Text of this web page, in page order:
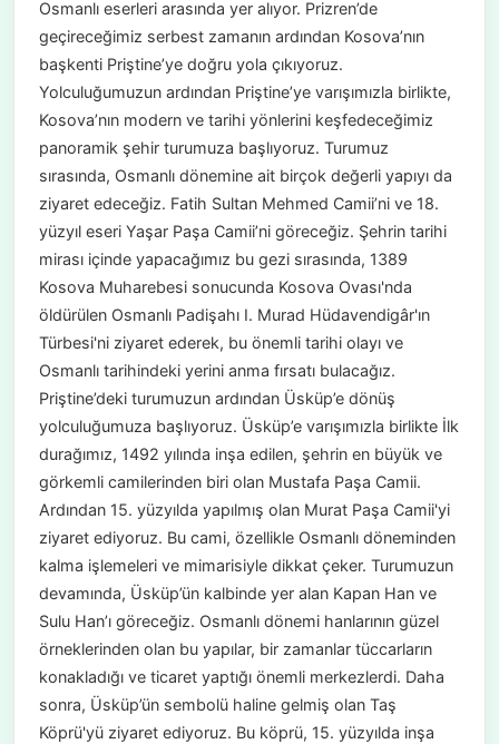
Osmanlı eserleri arasında yer alıyor. Prizren’de
geçireceğimiz serbest zamanın ardından Kosova’nın
başkenti Priştine’ye doğru yola çıkıyoruz.
Yolculuğumuzun ardından Priştine’ye varışımızla birlikte,
Kosova’nın modern ve tarihi yönlerini keşfedeceğimiz
panoramik şehir turumuza başlıyoruz. Turumuz
sırasında, Osmanlı dönemine ait birçok değerli yapıyı da
ziyaret edeceğiz. Fatih Sultan Mehmed Camii’ni ve 18.
yüzyıl eseri Yaşar Paşa Camii’ni göreceğiz. Şehrin tarihi
mirası içinde yapacağımız bu gezi sırasında, 1389
Kosova Muharebesi sonucunda Kosova Ovası'nda
öldürülen Osmanlı Padişahı I. Murad Hüdavendigâr'ın
Türbesi'ni ziyaret ederek, bu önemli tarihi olayı ve
Osmanlı tarihindeki yerini anma fırsatı bulacağız.
Priştine’deki turumuzun ardından Üsküp’e dönüş
yolculuğumuza başlıyoruz. Üsküp’e varışımızla birlikte İlk
durağımız, 1492 yılında inşa edilen, şehrin en büyük ve
görkemli camilerinden biri olan Mustafa Paşa Camii.
Ardından 15. yüzyılda yapılmış olan Murat Paşa Camii'yi
ziyaret ediyoruz. Bu cami, özellikle Osmanlı döneminden
kalma işlemeleri ve mimarisiyle dikkat çeker. Turumuzun
devamında, Üsküp’ün kalbinde yer alan Kapan Han ve
Sulu Han’ı göreceğiz. Osmanlı dönemi hanlarının güzel
örneklerinden olan bu yapılar, bir zamanlar tüccarların
konakladığı ve ticaret yaptığı önemli merkezlerdi. Daha
sonra, Üsküp’ün sembolü haline gelmiş olan Taş
Köprü'yü ziyaret ediyoruz. Bu köprü, 15. yüzyılda inşa